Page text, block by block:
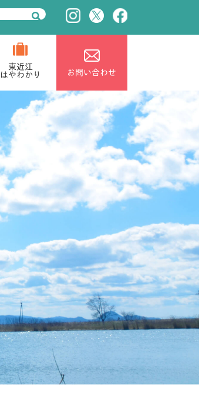
東近江
はやわかり お問い合わせ